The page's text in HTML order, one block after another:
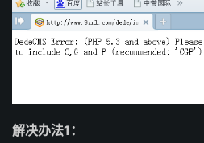
解决办法1：